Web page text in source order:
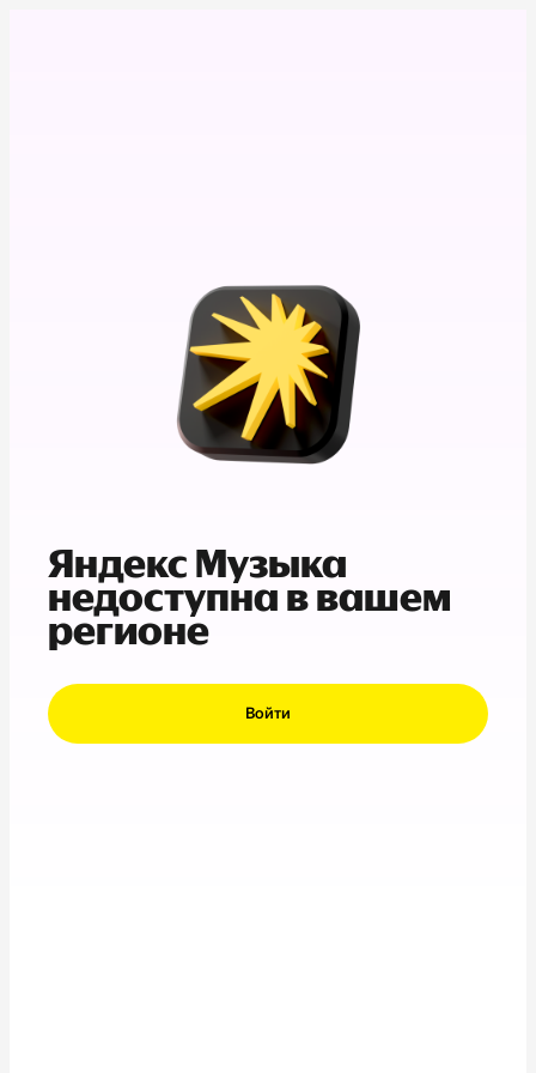
Яндекс Музыка
недоступна в вашем
регионе
Войти